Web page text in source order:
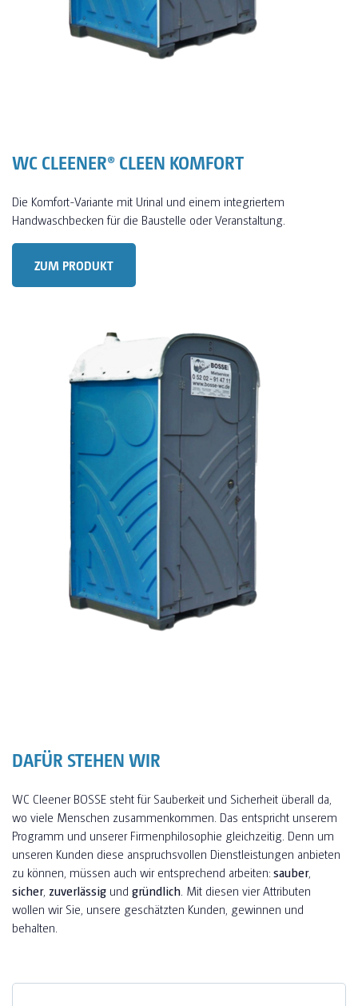
WC CLEENER® CLEEN KOMFORT
Die Komfort-Variante mit Urinal und einem integriertem
Handwaschbecken für die Baustelle oder Veranstaltung.
ZUM PRODUKT
DAFÜR STEHEN WIR
WC Cleener BOSSE steht für Sauberkeit und Sicherheit überall da,
wo viele Menschen zusammenkommen. Das entspricht unserem
Programm und unserer Firmenphilosophie gleichzeitig. Denn um
unseren Kunden diese anspruchsvollen Dienstleistungen anbieten
zu können, müssen auch wir entsprechend arbeiten:sauber,
sicher, zuverlässig und gründlich . Mit diesen vier Attributen
wollen wir Sie, unsere geschätzten Kunden, gewinnen und
behalten.